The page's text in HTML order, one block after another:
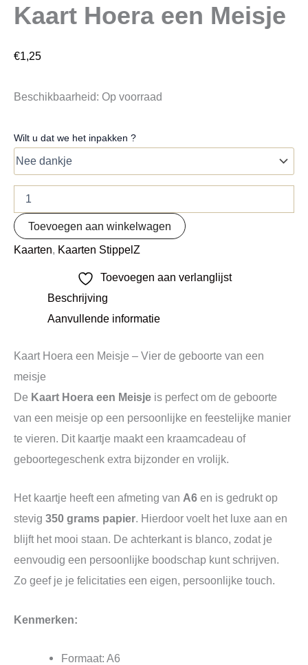
Kaart Hoera een Meisje
€1,25
Beschikbaarheid: Op voorraad
Wilt u dat we het inpakken ?
Toevoegen aan winkelwagen
Kaarten Kaarten StippelZ
Toevoegen aan verlanglijst
Beschrijving
Aanvullende informatie
Kaart Hoera een Meisje – Vier de geboorte van een
meisje
De Kaart Hoera een Meisje is perfect om de geboorte
van een meisje op een persoonlijke en feestelijke manier
te vieren. Dit kaartje maakt een kraamcadeau of
geboortegeschenk extra bijzonder en vrolijk.
Het kaartje heeft een afmeting van A6 en is gedrukt op
stevig 350 grams papier. Hierdoor voelt het luxe aan en
blijft het mooi staan. De achterkant is blanco, zodat je
eenvoudig een persoonlijke boodschap kunt schrijven.
Zo geef je je felicitaties een eigen, persoonlijke touch.
Kenmerken:
Formaat: A6